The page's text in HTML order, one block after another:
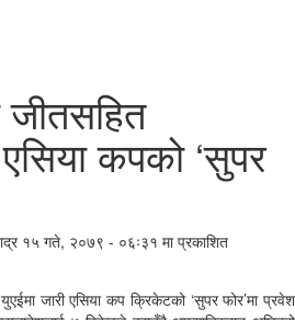
जीतसहित
कपको ‘सुपर
१५ गते, २०७९ - ०६ः३१ मा प्रकाशित
जारी एसिया कप क्रिकेटको ‘सुपर फोर’मा प्रवेश